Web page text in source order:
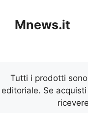
contenuto
Mnews.it
Tutti i prodotti
editoriale. Se